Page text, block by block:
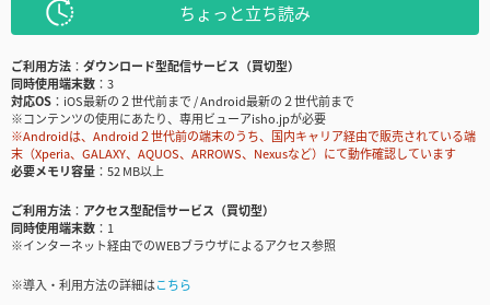
ちょっと立ち読み
ご利用方法
ダウンロード型配信サービス（買切型）
同時使用端末数
3
対応OS
iOS最新の２世代前まで / Android最新の２世代前まで
※コンテンツの使用にあたり、専用ビューアisho.jpが必要
※Androidは、Android２世代前の端末のうち、国内キャリア経由で販売されている端
末（Xperia、GALAXY、AQUOS、ARROWS、Nexusなど）にて動作確認しています
必要メモリ容量
52 MB以上
ご利用方法
アクセス型配信サービス（買切型）
同時使用端末数
1
※インターネット経由でのWEBブラウザによるアクセス参照
※導入・利用方法の詳細はこちら